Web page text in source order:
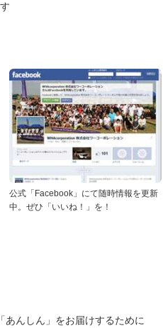
公式「Facebook」にて随時情報を更新
中。ぜひ「いいね！」を！
あんしん」をお届けするために